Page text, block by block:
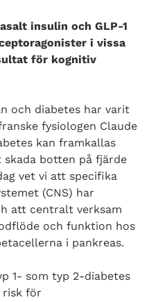
insulin och GLP-1
i vissa
för kognitiv
och diabetes har varit
fysiologen Claude
kan framkallas
botten på fjärde
vet vi att specifika
(CNS) har
att centralt verksam
och funktion hos
i pankreas.
1- som typ 2-diabetes
risk för